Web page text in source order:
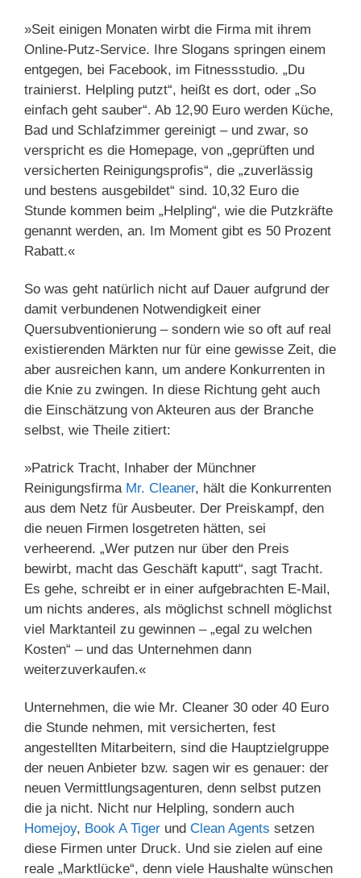
»Seit einigen Monaten wirbt die Firma mit ihrem
Online-Putz-Service. Ihre Slogans springen einem
entgegen, bei Facebook, im Fitnessstudio. „Du
trainierst. Helpling putzt“, heißt es dort, oder „So
einfach geht sauber“. Ab 12,90 Euro werden Küche,
Bad und Schlafzimmer gereinigt – und zwar, so
verspricht es die Homepage, von „geprüften und
versicherten Reinigungsprofis“, die „zuverlässig
und bestens ausgebildet“ sind. 10,32 Euro die
Stunde kommen beim „Helpling“, wie die Putzkräfte
genannt werden, an. Im Moment gibt es 50 Prozent
Rabatt.«
So was geht natürlich nicht auf Dauer aufgrund der
damit verbundenen Notwendigkeit einer
Quersubventionierung – sondern wie so oft auf real
existierenden Märkten nur für eine gewisse Zeit, die
aber ausreichen kann, um andere Konkurrenten in
die Knie zu zwingen. In diese Richtung geht auch
die Einschätzung von Akteuren aus der Branche
selbst, wie Theile zitiert:
»Patrick Tracht, Inhaber der Münchner
Reinigungsfirma Mr. Cleaner, hält die Konkurrenten
aus dem Netz für Ausbeuter. Der Preiskampf, den
die neuen Firmen losgetreten hätten, sei
verheerend. „Wer putzen nur über den Preis
bewirbt, macht das Geschäft kaputt“, sagt Tracht.
Es gehe, schreibt er in einer aufgebrachten E-Mail,
um nichts anderes, als möglichst schnell möglichst
viel Marktanteil zu gewinnen – „egal zu welchen
Kosten“ – und das Unternehmen dann
weiterzuverkaufen.«
Unternehmen, die wie Mr. Cleaner 30 oder 40 Euro
die Stunde nehmen, mit versicherten, fest
angestellten Mitarbeitern, sind die Hauptzielgruppe
der neuen Anbieter bzw. sagen wir es genauer: der
neuen Vermittlungsagenturen, denn selbst putzen
die ja nicht. Nicht nur Helpling, sondern auch
Homejoy, Book A Tiger und Clean Agents setzen
diese Firmen unter Druck. Und sie zielen auf eine
reale „Marktlücke“, denn viele Haushalte wünschen